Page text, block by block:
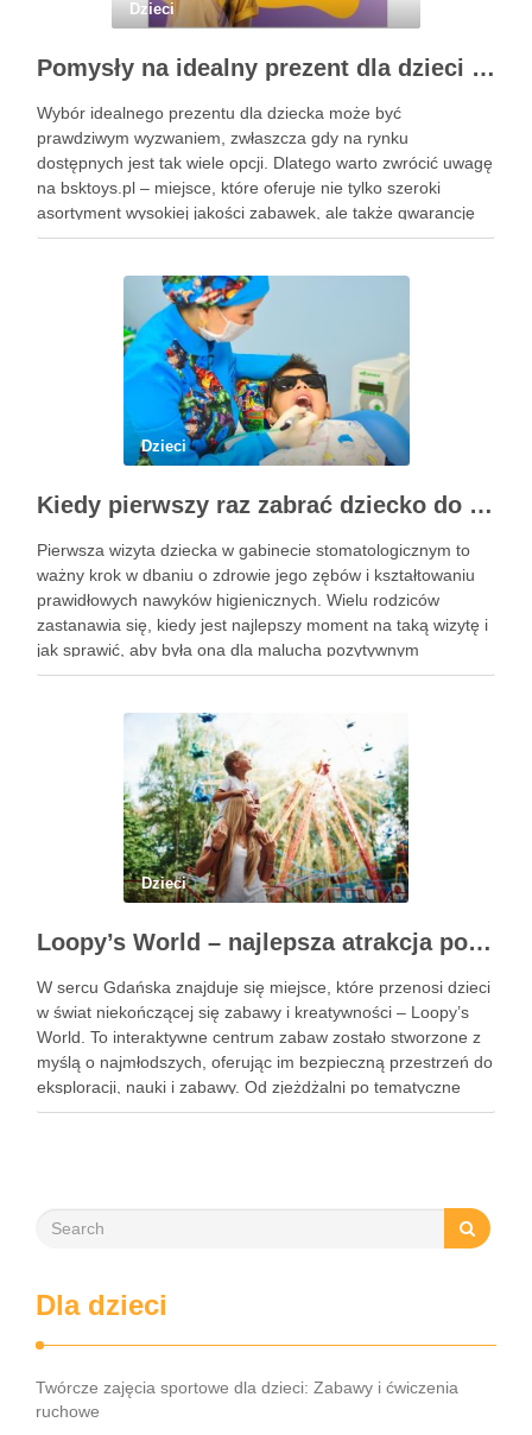
Dzieci
Pomysły na idealny prezent dla dzieci z BSKToys
Wybór idealnego prezentu dla dziecka może być
prawdziwym wyzwaniem, zwłaszcza gdy na rynku
dostępnych jest tak wiele opcji. Dlatego warto zwrócić uwagę
na bsktoys.pl – miejsce, które oferuje nie tylko szeroki
asortyment wysokiej jakości zabawek, ale także gwarancję
bezpieczeństwa i trwałości. Każdy rodzic pragnie, aby jego
Dzieci
Kiedy pierwszy raz zabrać dziecko do dentysty? Wskazówki dla rodziców
Pierwsza wizyta dziecka w gabinecie stomatologicznym to
ważny krok w dbaniu o zdrowie jego zębów i kształtowaniu
prawidłowych nawyków higienicznych. Wielu rodziców
zastanawia się, kiedy jest najlepszy moment na taką wizytę i
jak sprawić, aby była ona dla malucha pozytywnym
doświadczeniem. Na te pytania odpowiada doświadczony
Dzieci
Loopy’s World – najlepsza atrakcja pod dachem dla dzieci w Gdańsku
W sercu Gdańska znajduje się miejsce, które przenosi dzieci
w świat niekończącej się zabawy i kreatywności – Loopy’s
World. To interaktywne centrum zabaw zostało stworzone z
myślą o najmłodszych, oferując im bezpieczną przestrzeń do
eksploracji, nauki i zabawy. Od zjeżdżalni po tematyczne
strefy, Loopy’s World zaspokaja różnorodne potrzeby dzieci,
Dla dzieci
Twórcze zajęcia sportowe dla dzieci: Zabawy i ćwiczenia
ruchowe